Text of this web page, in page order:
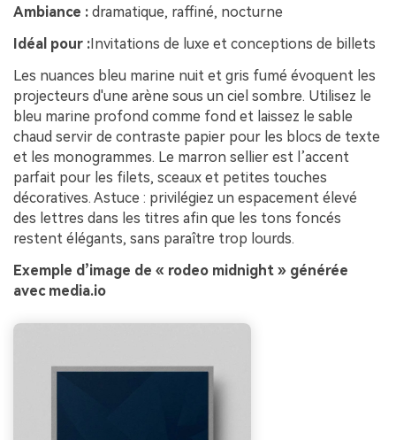
Ambiance : dramatique, raffiné, nocturne
Idéal pour :Invitations de luxe et conceptions de billets
Les nuances bleu marine nuit et gris fumé évoquent les
projecteurs d'une arène sous un ciel sombre. Utilisez le
bleu marine profond comme fond et laissez le sable
chaud servir de contraste papier pour les blocs de texte
et les monogrammes. Le marron sellier est l’accent
parfait pour les filets, sceaux et petites touches
décoratives. Astuce : privilégiez un espacement élevé
des lettres dans les titres afin que les tons foncés
restent élégants, sans paraître trop lourds.
Exemple d’image de « rodeo midnight » générée
avec media.io